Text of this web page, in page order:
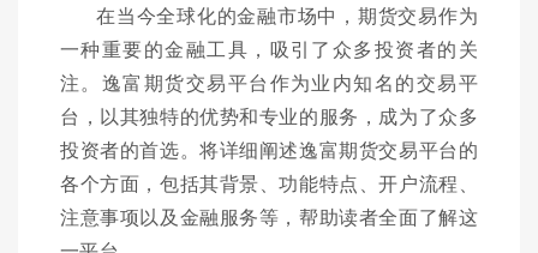
在当今全球化的金融市场中，期货交易作为
一种重要的金融工具，吸引了众多投资者的关
注。逸富期货交易平台作为业内知名的交易平
台，以其独特的优势和专业的服务，成为了众多
投资者的首选。将详细阐述逸富期货交易平台的
各个方面，包括其背景、功能特点、开户流程、
注意事项以及金融服务等，帮助读者全面了解这